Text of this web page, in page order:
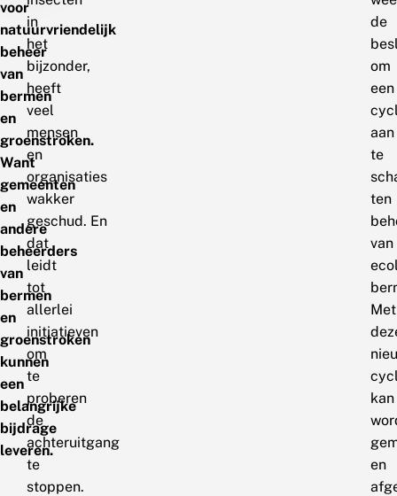
voor
natuurvriendelijk
beheer
van
bermen
en
groenstroken.
Want
gemeenten
en
andere
beheerders
van
bermen
en
groenstroken
kunnen
een
belangrijke
bijdrage
leveren.
in
het
bijzonder,
heeft
veel
mensen
en
organisaties
wakker
geschud. En
dat
leidt
tot
allerlei
initiatieven
om
te
proberen
de
achteruitgang
te
stoppen.
de
om
een
aan
te
ten
van
Met
kan
en